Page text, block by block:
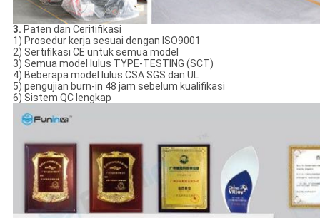
3. Paten dan Ceritifikasi
1) Prosedur kerja sesuai dengan ISO9001
2) Sertifikasi CE untuk semua model
3) Semua model lulus TYPE-TESTING (SCT)
4) Beberapa model lulus CSA SGS dan UL
5) pengujian burn-in 48 jam sebelum kualifikasi
6) Sistem QC lengkap